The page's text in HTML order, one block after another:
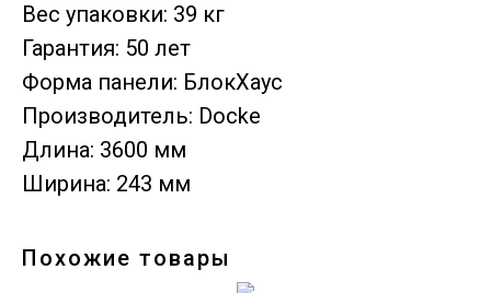
Вес упаковки: 39 кг
Гарантия: 50 лет
Форма панели: БлокХаус
Производитель: Docke
Длина: 3600 мм
Ширина: 243 мм
Похожие товары